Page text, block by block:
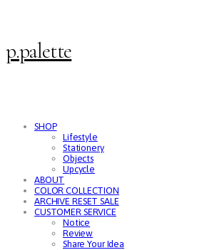
p.palette
SHOP
Lifestyle
Stationery
Objects
Upcycle
ABOUT
COLOR COLLECTION
ARCHIVE RESET SALE
CUSTOMER SERVICE
Notice
Review
Share Your Idea